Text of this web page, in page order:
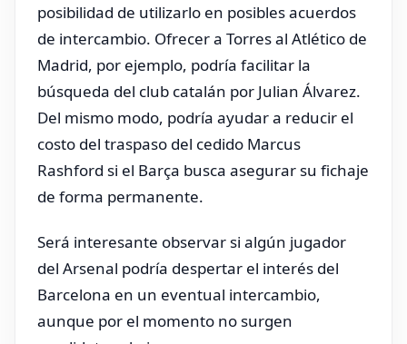
posibilidad de utilizarlo en posibles acuerdos
de intercambio. Ofrecer a Torres al Atlético de
Madrid, por ejemplo, podría facilitar la
búsqueda del club catalán por Julian Álvarez.
Del mismo modo, podría ayudar a reducir el
costo del traspaso del cedido Marcus
Rashford si el Barça busca asegurar su fichaje
de forma permanente.
Será interesante observar si algún jugador
del Arsenal podría despertar el interés del
Barcelona en un eventual intercambio,
aunque por el momento no surgen